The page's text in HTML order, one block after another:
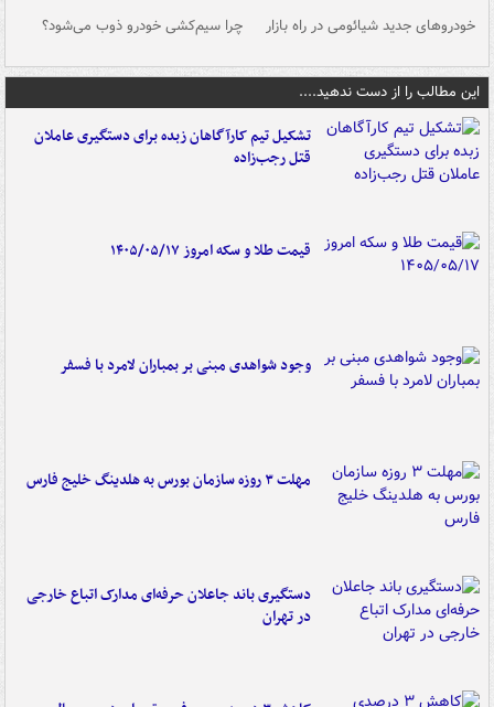
خودروهای جدید شیائومی در راه بازار چرا سیم‌کشی خودرو ذوب می‌شود؟
این مطالب را از دست ندهید....
تشکیل تیم کارآگاهان زبده برای دستگیری عاملان
قتل رجب‌زاده
قیمت طلا و سکه امروز ۱۴۰۵/۰۵/۱۷
وجود شواهدی مبنی بر بمباران لامرد با فسفر
مهلت ۳ روزه سازمان بورس به هلدینگ خلیج فارس
دستگیری باند جاعلان حرفه‌ای مدارک اتباع خارجی
در تهران